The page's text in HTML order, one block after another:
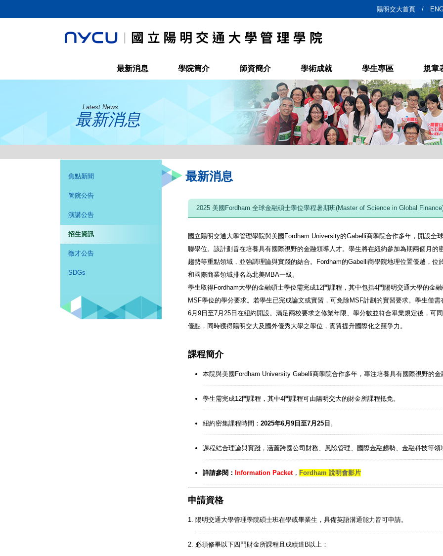
陽明交大首頁 /
最新消息 學院簡介 師資簡介 學術成就 學生專區 規章
Latest News
最新消息
焦點新聞
管院公告
演講公告
招生資訊
徵才公告
SDGs
最新消息
2025 美國Fordham 全球金融碩士學位學程暑期班(Master of Science in Global
國立陽明交通大學管理學院與美國Fordham University的Gabelli商學院合作多年，開設全
聯學位。該計劃旨在培養具有國際視野的金融領導人才。學生將在紐約參加為期兩個月
趨勢等重點領域，並強調理論與實踐的結合。Fordham的Gabelli商學院地理位置優越，
和國際商業領域排名為北美MBA一級。
學生取得Fordham大學的金融碩士學位需完成12門課程，其中包括4門陽明交通大學的金
MSF學位的學分要求。若學生已完成論文或實習，可免除MSF計劃的實習要求。學生僅
6月9日至7月25日在紐約開設。滿足兩校要求之修業年限、學分數並符合畢業規定後，可
優點，同時獲得陽明交大及國外優秀大學之學位，實質提升國際化之競爭力。
課程簡介
本院與美國Fordham University Gabelli商學院合作多年，專注培養具有國際視野的
學生需完成12門課程，其中4門課程可由陽明交大的財金所課程抵免。
紐約密集課程時間：2025年6月9日至7月25日 。
課程結合理論與實踐，涵蓋跨國公司財務、風險管理、國際金融趨勢、金融科技等領
詳請參閱： Information Packet， Fordham 說明會影片
申請資格
陽明交通大學管理學院碩士班在學或畢業生，具備英語溝通能力皆可申請。
必須修畢以下四門財金所課程且成績達B以上：